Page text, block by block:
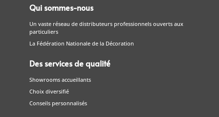
Qui sommes-nous
Un vaste réseau de distributeurs professionnels ouverts aux
particuliers
La Fédération Nationale de la Décoration
Des services de qualité
Showrooms accueillants
Choix diversifié
Conseils personnalisés